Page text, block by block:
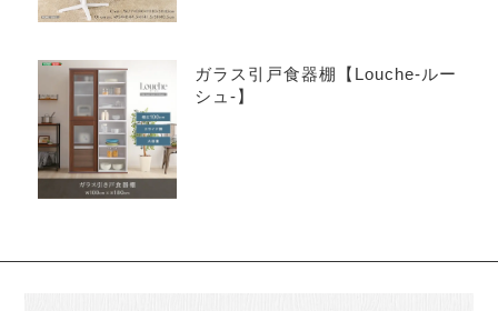
ガラス引戸食器棚【Louche-ルー
シュ-】